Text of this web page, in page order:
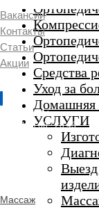
г. Люберцы
Пн-Вс 9:00 - 20:45
салон
Средства
Уход за
Домашняя
УСЛУГИ
Выезд
Вакансии
Контакты
Статьи
Акции
Массаж